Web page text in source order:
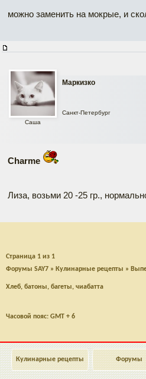
можно заменить на мокрые, и
Маркизко
Саша
Санкт-Петербург
Charme
Лиза, возьми 20 -25 гр.,
Страница 1 из 1
Форумы SAY7 » Кулинарные рецепты »
Хлеб, батоны, багеты, чиабатта
Часовой пояс: GMT + 6
Кулинарные рецепты Форумы